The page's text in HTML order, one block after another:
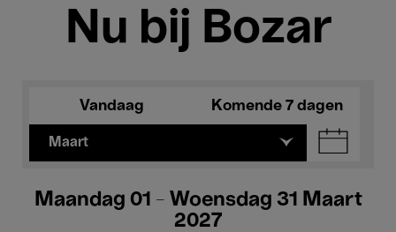
Nu bij Bozar
Vandaag Komende 7 dagen
Maart
Maandag 01 - Woensdag 31 Maart
2027